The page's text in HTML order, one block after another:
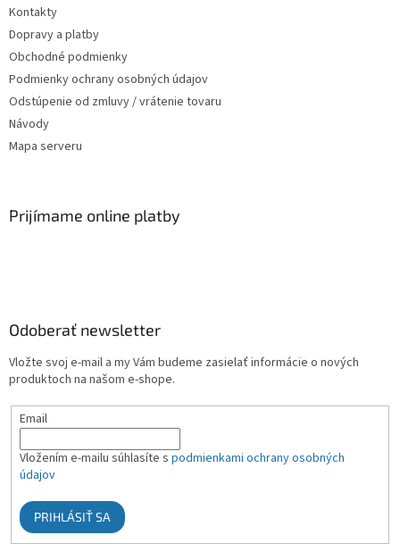
Kontakty
Dopravy a platby
Obchodné podmienky
Podmienky ochrany osobných údajov
Odstúpenie od zmluvy / vrátenie tovaru
Návody
Mapa serveru
Prijímame online platby
Odoberať newsletter
Vložte svoj e-mail a my Vám budeme zasielať informácie o nových
produktoch na našom e-shope.
Email
Vložením e-mailu súhlasíte s podmienkami ochrany osobných
údajov
PRIHLÁSIŤ SA